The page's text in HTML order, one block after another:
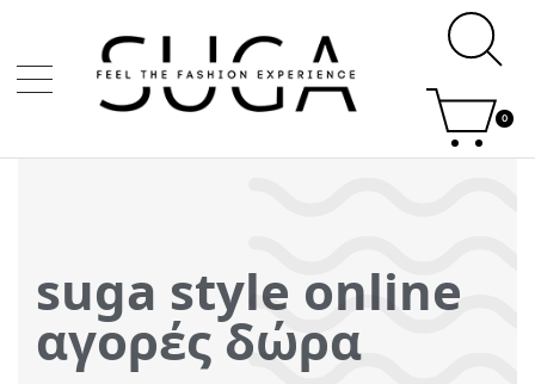
0
suga style online
αγορές δώρα